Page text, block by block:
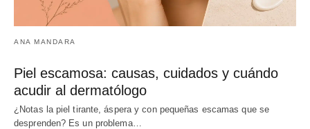
ANA MANDARA
Piel escamosa: causas, cuidados y cuándo
acudir al dermatólogo
¿Notas la piel tirante, áspera y con pequeñas escamas que se
desprenden? Es un problema…